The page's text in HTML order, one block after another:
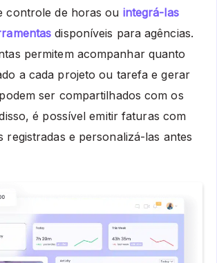
controle de horas ou integrá-las
disponíveis para agências.
permitem acompanhar quanto
a cada projeto ou tarefa e gerar
ser compartilhados com os
é possível emitir faturas com
registradas e personalizá-las antes